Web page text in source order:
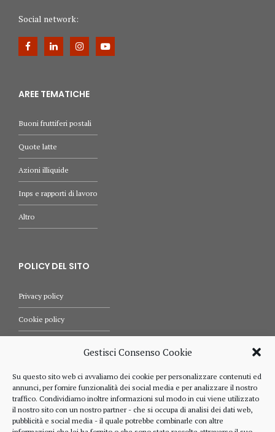
Gestisci Consenso Cookie
Su questo sito web ci avvaliamo dei cookie per personalizzare contenuti ed
annunci, per fornire funzionalità dei social media e per analizzare il nostro
traffico. Condividiamo inoltre informazioni sul modo in cui viene utilizzato
il nostro sito con un nostro partner - che si occupa di analisi dei dati web,
pubblicità e social media - il quale potrebbe combinarle con altre
Social network:
AREE TEMATICHE
Buoni fruttiferi postali
Quote latte
Azioni illiquide
Inps e rapporti di lavoro
Altro
POLICY DEL SITO
Privacy policy
Cookie policy
Comunicazioni